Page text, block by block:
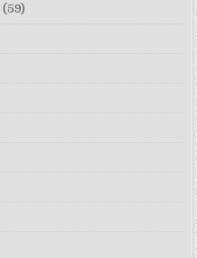
(59)